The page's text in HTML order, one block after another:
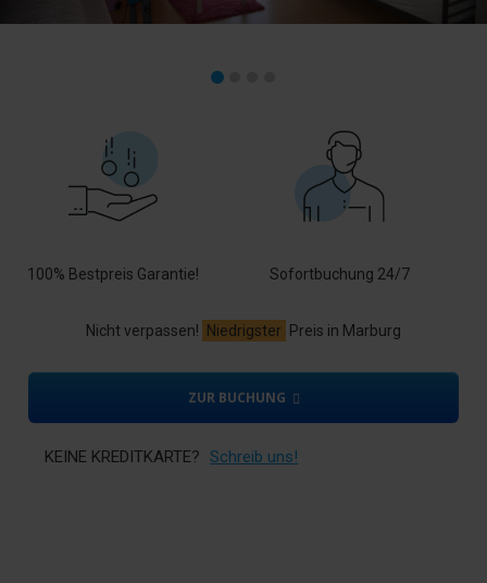
100% Bestpreis Garantie! Sofortbuchung 24/7
Nicht verpassen! Niedrigster Preis in Marburg
ZUR BUCHUNG
KEINE KREDITKARTE? Schreib uns!